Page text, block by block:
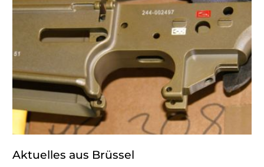
Aktuelles aus Brüssel